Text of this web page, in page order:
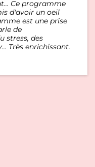
Ce programme
d'avoir un oeil
est une prise
de
stress, des
Très enrichissant.